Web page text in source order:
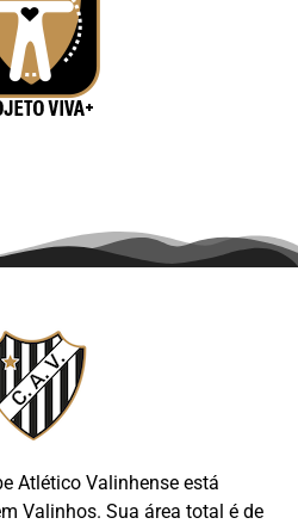
Atlético Valinhense está
Valinhos. Sua área total é de